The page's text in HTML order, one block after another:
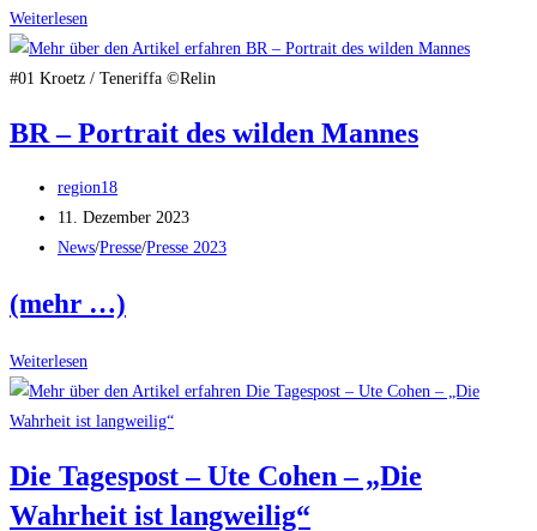
Weiterlesen
keiner
Ehe
eine
#01 Kroetz / Teneriffa ©Relin
BR – Portrait des wilden Mannes
Beitrags-
Autor:
region18
Beitrag
veröffentlicht:
11. Dezember 2023
Beitrags-
News/Presse/Presse 2023
(mehr …)
Weiterlesen
–
Portrait
wilden
Mannes
Die Tagespost – Ute Cohen – „Die
Wahrheit ist langweilig“